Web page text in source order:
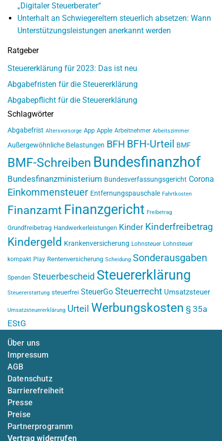
„Digitaler Steuerberater“
Unterhalt an Schwiegereltern steuerlich absetzen: Wann
Unterstützungsleistungen anerkannt werden
Ratgeber
Steuererklärung für 2023: Das ist neu
Abgabefristen für die Steuererklärung
Abgabepflicht für die Steuererklärung
Schlagwörter
Abgabefrist Altersvorsorge App Apple Arbeitnehmer Arbeitszimmer
Außergewöhnliche Belastungen BFH BFH-Urteil BMF
BMF-Schreiben Bundesfinanzhof
Bundesfinanzministerium Bundesverfassungsgericht Corona
Einkommensteuer Entfernungspauschale Fahrtkosten
Finanzamt Finanzgericht Freibetrag
Grundfreibetrag Handwerkerleistungen Kinder Kinderfreibetrag
Kindergeld Krankenversicherung Lohnsteuer Lohnsteuer
kompakt Play Rentenversicherung Scheidung Sonderausgaben
Spenden Steuerbescheid Steuererklärung
Steuererstattung steuerfrei SteuerGo Steuerrecht Umsatzsteuer
Umsatzsteuererklärung Urteil Werbungskosten § 35a
EStG
Über uns
Impressum
AGB
Datenschutz
Barrierefreiheit
Presse
Preise
Partnerprogramm
Vertrag widerrufen